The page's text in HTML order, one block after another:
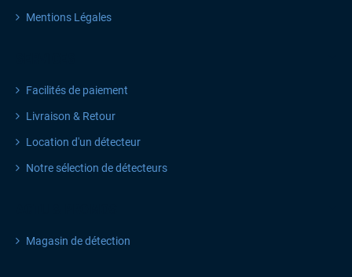
Mentions Légales
Facilités de paiement
Livraison & Retour
Location d'un détecteur
Notre sélection de détecteurs
Magasin de détection